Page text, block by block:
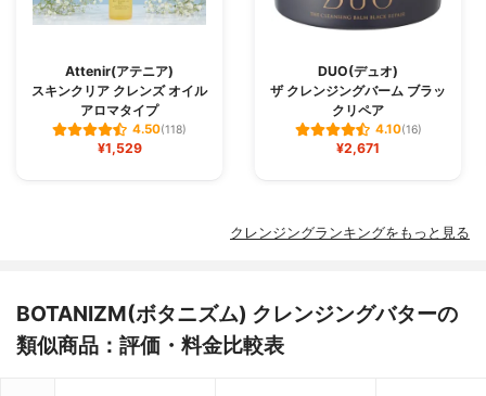
Attenir(アテニア)
スキンクリア クレンズ オイル
アロマタイプ
4.50(118)
¥1,529
DUO(デュオ)
ザ クレンジングバーム ブラッ
クリペア
4.10(16)
¥2,671
クレンジングランキングをもっと見る
BOTANIZM(ボタニズム) クレンジングバターの
類似商品：評価・料金比較表